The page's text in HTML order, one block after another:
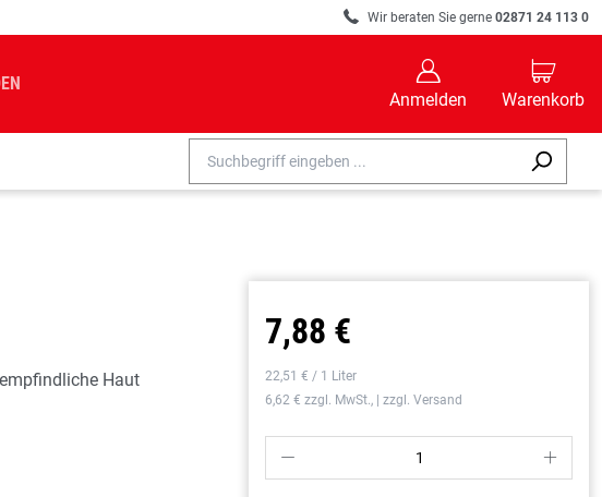
R Wir beraten Sie gerne 02871 24 113 0
B
Anmelden
C
Warenkorb
Haut
7,88 €
22,51 € / 1 Liter
6,62 € zzgl. MwSt., | zzgl. Versand
P S